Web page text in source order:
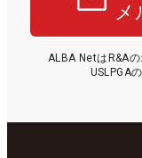
メ
ALBA NetはR&A
USLPGA